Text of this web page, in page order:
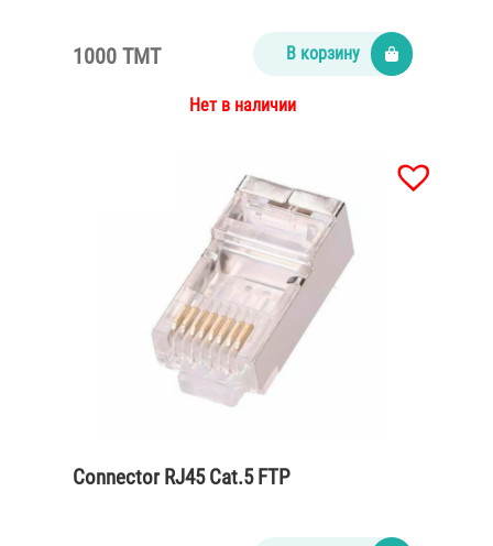
1000 TMT В корзину
Нет в наличии
Connector RJ45 Cat.5 FTP